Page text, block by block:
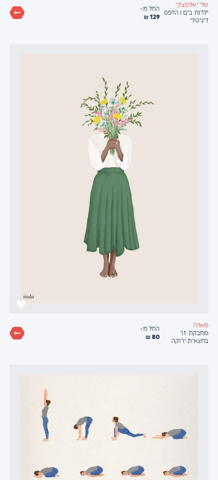
טלי יאלונצקי
ילדות בים | הדפס
דיגיטלי
החל מ-
129 ₪
מאלה
מחבקת זר
בחצאית ירוקה
החל מ-
80 ₪